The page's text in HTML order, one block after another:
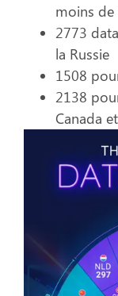
moins de
2773
la Russie
1508
2138
Canada